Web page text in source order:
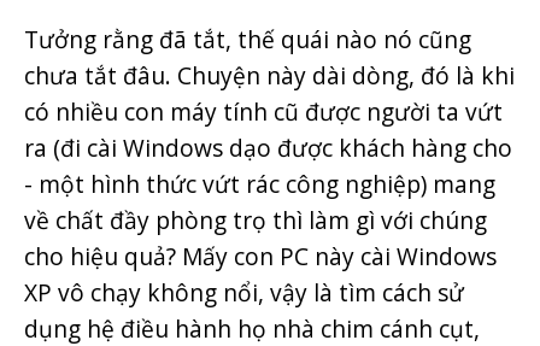
Tưởng rằng đã tắt, thế quái nào nó cũng
chưa tắt đâu. Chuyện này dài dòng, đó là khi
có nhiều con máy tính cũ được người ta vứt
ra (đi cài Windows dạo được khách hàng cho
- một hình thức vứt rác công nghiệp) mang
về chất đầy phòng trọ thì làm gì với chúng
cho hiệu quả? Mấy con PC này cài Windows
XP vô chạy không nổi, vậy là tìm cách sử
dụng hệ điều hành họ nhà chim cánh cụt,